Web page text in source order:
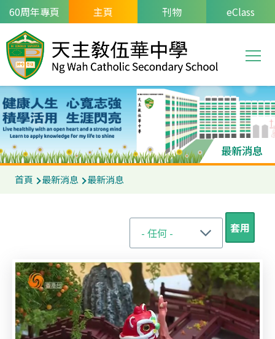
移至主內容
60周年專頁 主頁 刊物 eClass
Main
最新消息
導
首頁 最新消息 最新消息